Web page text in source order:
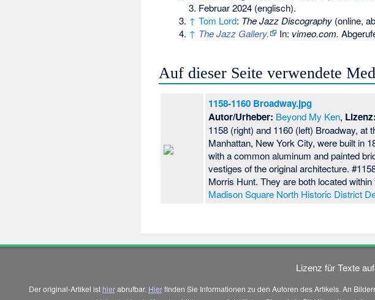
3. Februar 2024 (englisch).
↑ Tom Lord: The Jazz Discography (online,
↑ The Jazz Gallery. In: vimeo.com.
Auf dieser Seite verwendete
1158-1160 Broadway.jpg
Autor/Urheber: Beyond My Ken, Lizenz:
1158 (right) and 1160 (left) Broadway, at
Manhattan, New York City, were built in
with a common aluminum and painted
vestiges of the original architecture.
Morris Hunt. They are both located
Madison Square North Historic District
Lizenz für Texte
Der original-Artikel ist hierabrufbar. Hierfinden Sie Informationen zu den Autoren des Artikels. An